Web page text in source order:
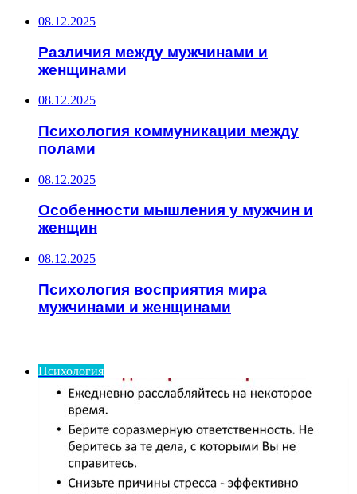
08.12.2025
Различия между мужчинами и
женщинами
08.12.2025
Психология коммуникации между
полами
08.12.2025
Особенности мышления у мужчин и
женщин
08.12.2025
Психология восприятия мира
мужчинами и женщинами
Психология